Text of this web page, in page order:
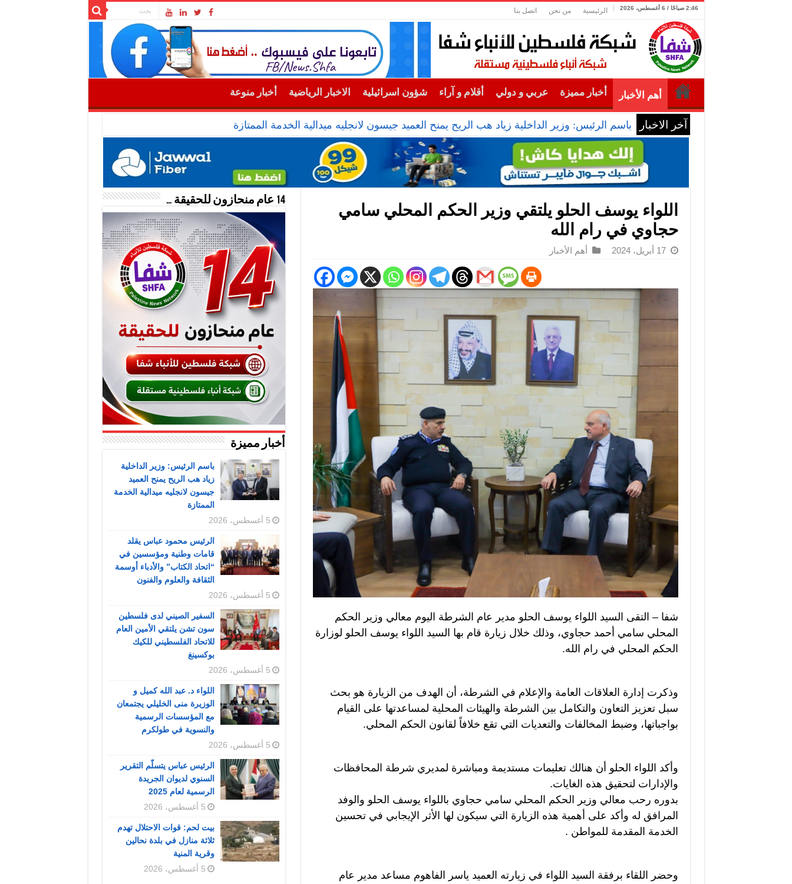
2:46 صباحًا / 6 أغسطس، 2026 الرئيسية من نحن اتصل بنا
أهم الأخبار أخبار مميزة عربي و دولي أقلام و آراء شؤون اسرائيلية الاخبار الرياضية أخبار منوعة
آخر الاخبار باسم الرئيس: وزير الداخلية زياد هب الريح يمنح العميد جيسون لانجليه ميدالية الخدمة الممتازة
اللواء يوسف الحلو يلتقي وزير الحكم المحلي سامي
حجاوي في رام الله
17 أبريل، 2024 أهم الأخبار
شفا – التقى السيد اللواء يوسف الحلو مدير عام الشرطة اليوم معالي وزير الحكم
المحلي سامي أحمد حجاوي، وذلك خلال زيارة قام بها السيد اللواء يوسف الحلو لوزارة
الحكم المحلي في رام الله.
وذكرت إدارة العلاقات العامة والإعلام في الشرطة، أن الهدف من الزيارة هو بحث
سبل تعزيز التعاون والتكامل بين الشرطة والهيئات المحلية لمساعدتها على القيام
بواجباتها، وضبط المخالفات والتعديات التي تقع خلافاً لقانون الحكم المحلي.
وأكد اللواء الحلو أن هنالك تعليمات مستديمة ومباشرة لمديري شرطة المحافظات
والإدارات لتحقيق هذه الغايات.
بدوره رحب معالي وزير الحكم المحلي سامي حجاوي باللواء يوسف الحلو والوفد
المرافق له وأكد على أهمية هذه الزيارة التي سيكون لها الأثر الإيجابي في تحسين
الخدمة المقدمة للمواطن .
وحضر اللقاء برفقة السيد اللواء في زيارته العميد ياسر الفاهوم مساعد مدير عام
14 عام منحازون للحقيقة …
أخبار مميزة
باسم الرئيس: وزير الداخلية
زياد هب الريح يمنح العميد
جيسون لانجليه ميدالية الخدمة
الممتازة
5 أغسطس، 2026
الرئيس محمود عباس يقلد
قامات وطنية ومؤسسين في
“اتحاد الكتاب” والأدباء أوسمة
الثقافة والعلوم والفنون
5 أغسطس، 2026
السفير الصيني لدى فلسطين
سون تشن يلتقي الأمين العام
للاتحاد الفلسطيني للكيك
بوكسينغ
5 أغسطس، 2026
اللواء د. عبد الله كميل و
الوزيرة منى الخليلي يجتمعان
مع المؤسسات الرسمية
والنسوية في طولكرم
5 أغسطس، 2026
الرئيس عباس يتسلّم التقرير
السنوي لديوان الجريدة
الرسمية لعام 2025
5 أغسطس، 2026
بيت لحم: قوات الاحتلال تهدم
ثلاثة منازل في بلدة نحالين
وقرية المنية
5 أغسطس، 2026